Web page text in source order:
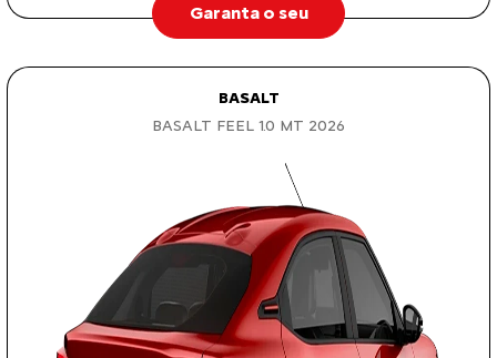
Garanta o seu
BASALT
BASALT FEEL 1.0 MT 2026